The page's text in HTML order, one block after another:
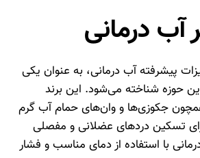
آب درمانی
پیشرفته آب درمانی، به عنوان یکی
حوزه شناخته می‌شود. این برند
جکوزی‌ها و وان‌های حمام آب گرم
تسکین دردهای عضلانی و مفصلی
با استفاده از دمای مناسب و فشار